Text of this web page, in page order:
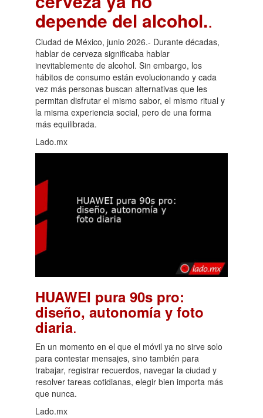
depende del alcohol..
Ciudad de México, junio 2026.- Durante décadas,
hablar de cerveza significaba hablar
inevitablemente de alcohol. Sin embargo, los
hábitos de consumo están evolucionando y cada
vez más personas buscan alternativas que les
permitan disfrutar el mismo sabor, el mismo ritual y
la misma experiencia social, pero de una forma
más equilibrada.
Lado.mx
HUAWEI pura 90s pro:
diseño, autonomía y foto
diaria.
En un momento en el que el móvil ya no sirve solo
para contestar mensajes, sino también para
trabajar, registrar recuerdos, navegar la ciudad y
resolver tareas cotidianas, elegir bien importa más
que nunca.
Lado.mx